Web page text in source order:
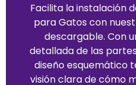
Facilita la instalación
para Gatos con
descargable. Con
detallada de las
diseño esquemático
visión clara de cómo